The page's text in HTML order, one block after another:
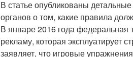
В статье опубликованы
органов о том, какие правила
В январе 2016 года
рекламу, которая эксплуатирует
заявляет, что игровые